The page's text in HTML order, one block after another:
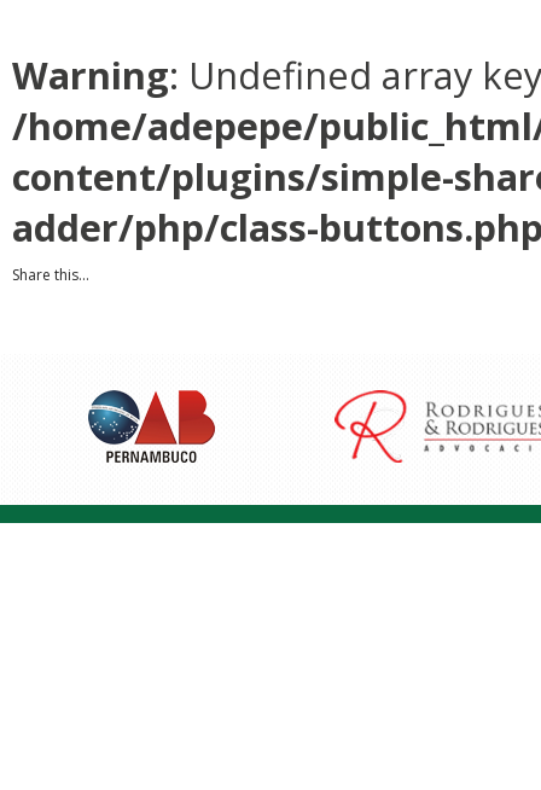
Warning: Undefined array
/home/adepepe/
content/plugins/simple-
adder/php/class-
Share this...